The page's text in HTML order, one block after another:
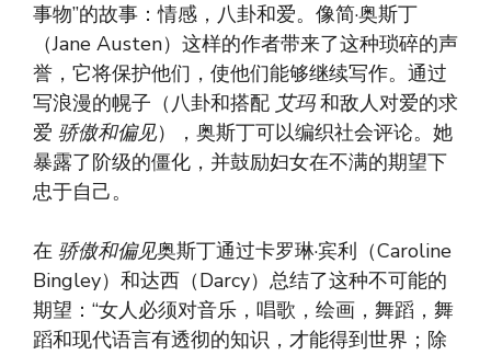
事物”的故事：情感，八卦和爱。像简·奥斯丁
（Jane Austen）这样的作者带来了这种琐碎的声
誉，它将保护他们，使他们能够继续写作。通过
写浪漫的幌子（八卦和搭配 艾玛和敌人对爱的求
爱 骄傲和偏见），奥斯丁可以编织社会评论。她
暴露了阶级的僵化，并鼓励妇女在不满的期望下
忠于自己。
在 骄傲和偏见奥斯丁通过卡罗琳·宾利（Caroline
Bingley）和达西（Darcy）总结了这种不可能的
期望：“女人必须对音乐，唱歌，绘画，舞蹈，舞
蹈和现代语言有透彻的知识，才能得到世界；除